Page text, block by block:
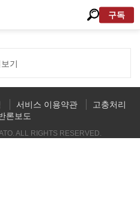
구독
기
서비스 이용약관
고충처리
론보도
ALL RIGHTS RESERVED.